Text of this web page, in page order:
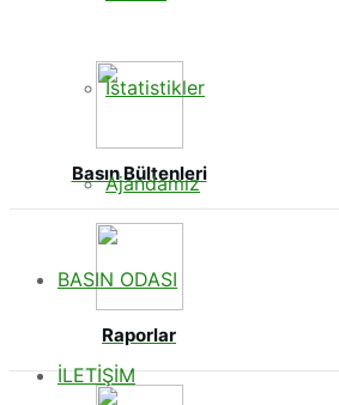
İstatistikler
Ajandamız
BASIN ODASI
İLETİŞİM
Basın Bültenleri
Raporlar